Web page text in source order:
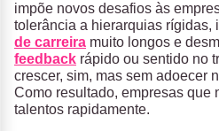
impõe novos desafios às
tolerância a hierarquias rígidas,
de carreira muito longos e
feedback rápido ou sentido no
crescer, sim, mas sem adoecer
Como resultado, empresas que
talentos rapidamente.